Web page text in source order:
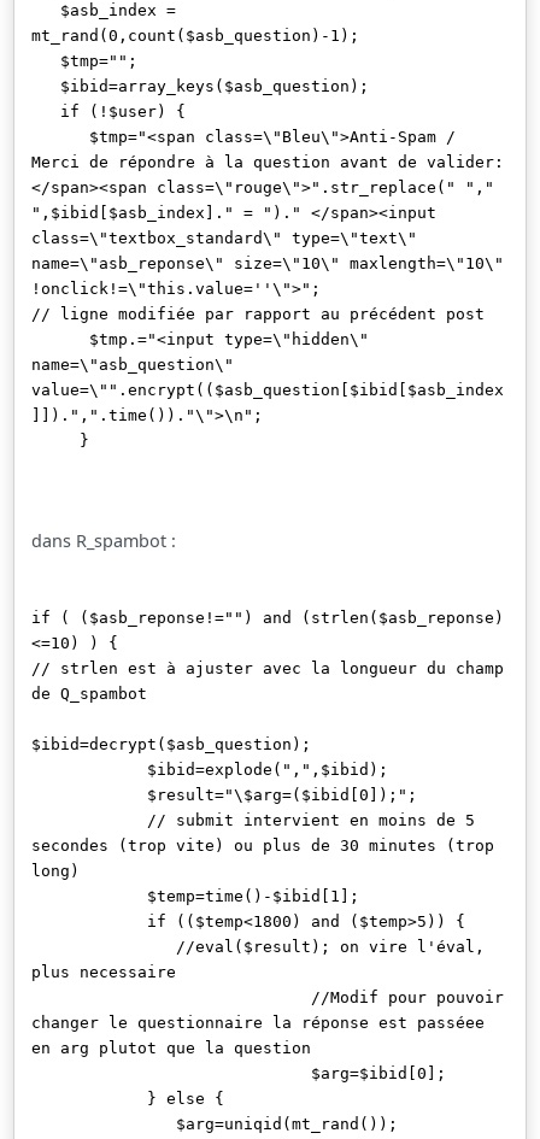
$asb_index =
mt_rand(0,count($asb_question)-1);
$tmp="";
$ibid=array_keys($asb_question);
if (!$user) {
$tmp="<span class=\"Bleu\">Anti-Spam /
Merci de répondre à la question avant de valider:
</span><span class=\"rouge\">".str_replace(" ","
",$ibid[$asb_index]." = ")." </span><input
class=\"textbox_standard\" type=\"text\"
name=\"asb_reponse\" size=\"10\" maxlength=\"10\"
!onclick!=\"this.value=''\">";
// ligne modifiée par rapport au précédent post
$tmp.="<input type=\"hidden\"
name=\"asb_question\"
value=\"".encrypt(($asb_question[$ibid[$asb_index
]]).",".time())."\">\n";
}
dans R_spambot :
if ( ($asb_reponse!="") and (strlen($asb_reponse)
<=10) ) {
// strlen est à ajuster avec la longueur du champ
de Q_spambot
$ibid=decrypt($asb_question);
$ibid=explode(",",$ibid);
$result="\$arg=($ibid[0]);";
// submit intervient en moins de 5
secondes (trop vite) ou plus de 30 minutes (trop
long)
$temp=time()-$ibid[1];
if (($temp<1800) and ($temp>5)) {
//eval($result); on vire l'éval,
plus necessaire
//Modif pour pouvoir
changer le questionnaire la réponse est passéee
en arg plutot que la question
$arg=$ibid[0];
} else {
$arg=uniqid(mt_rand());